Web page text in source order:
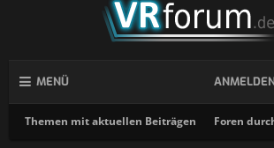
MENÜ
Themen mit aktuellen Beiträgen Foren